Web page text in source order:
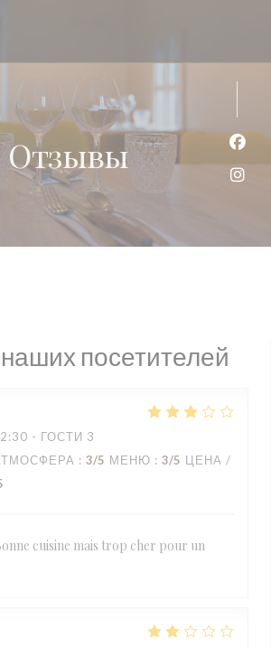
Отзывы
посетителей
- ГОСТИ 3
: 3/5 МЕНЮ : 3/5 ЦЕНА /
cuisine mais trop cher pour un